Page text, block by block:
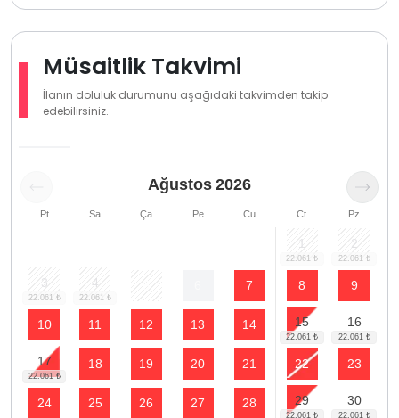
Müsaitlik Takvimi
İlanın doluluk durumunu aşağıdaki takvimden takip
edebilirsiniz.
Ağustos 2026
Pt Sa Ça Pe Cu Ct Pz
1 2
3 4 7 8 9
10 11 12 13 14 15 16
17 18 19 20 21 22 23
24 25 26 27 28 29 30